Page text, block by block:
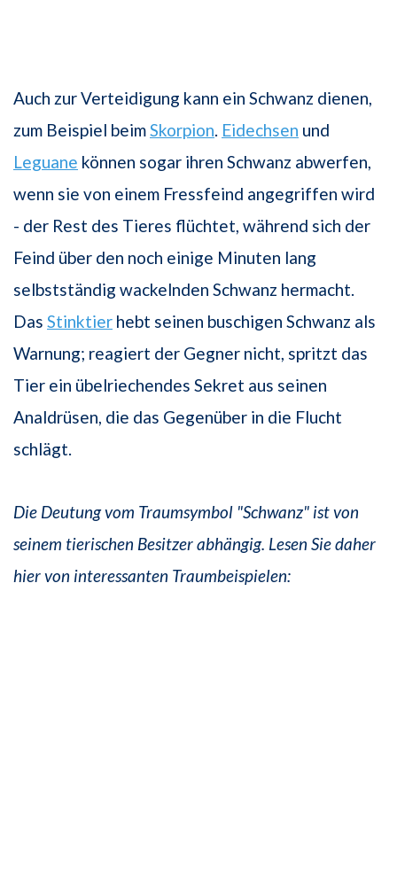
Auch zur Verteidigung kann ein Schwanz dienen,
zum Beispiel beimSkorpion Eidechsen und
Leguane können sogar ihren Schwanz abwerfen,
wenn sie von einem Fressfeind angegriffen wird
- der Rest des Tieres flüchtet, während sich der
Feind über den noch einige Minuten lang
selbstständig wackelnden Schwanz hermacht.
Das Stinktier hebt seinen buschigen Schwanz als
Warnung; reagiert der Gegner nicht, spritzt das
Tier ein übelriechendes Sekret aus seinen
Analdrüsen, die das Gegenüber in die Flucht
schlägt.
Die Deutung vom Traumsymbol "Schwanz" ist von
seinem tierischen Besitzer abhängig. Lesen Sie daher
hier von interessanten Traumbeispielen: